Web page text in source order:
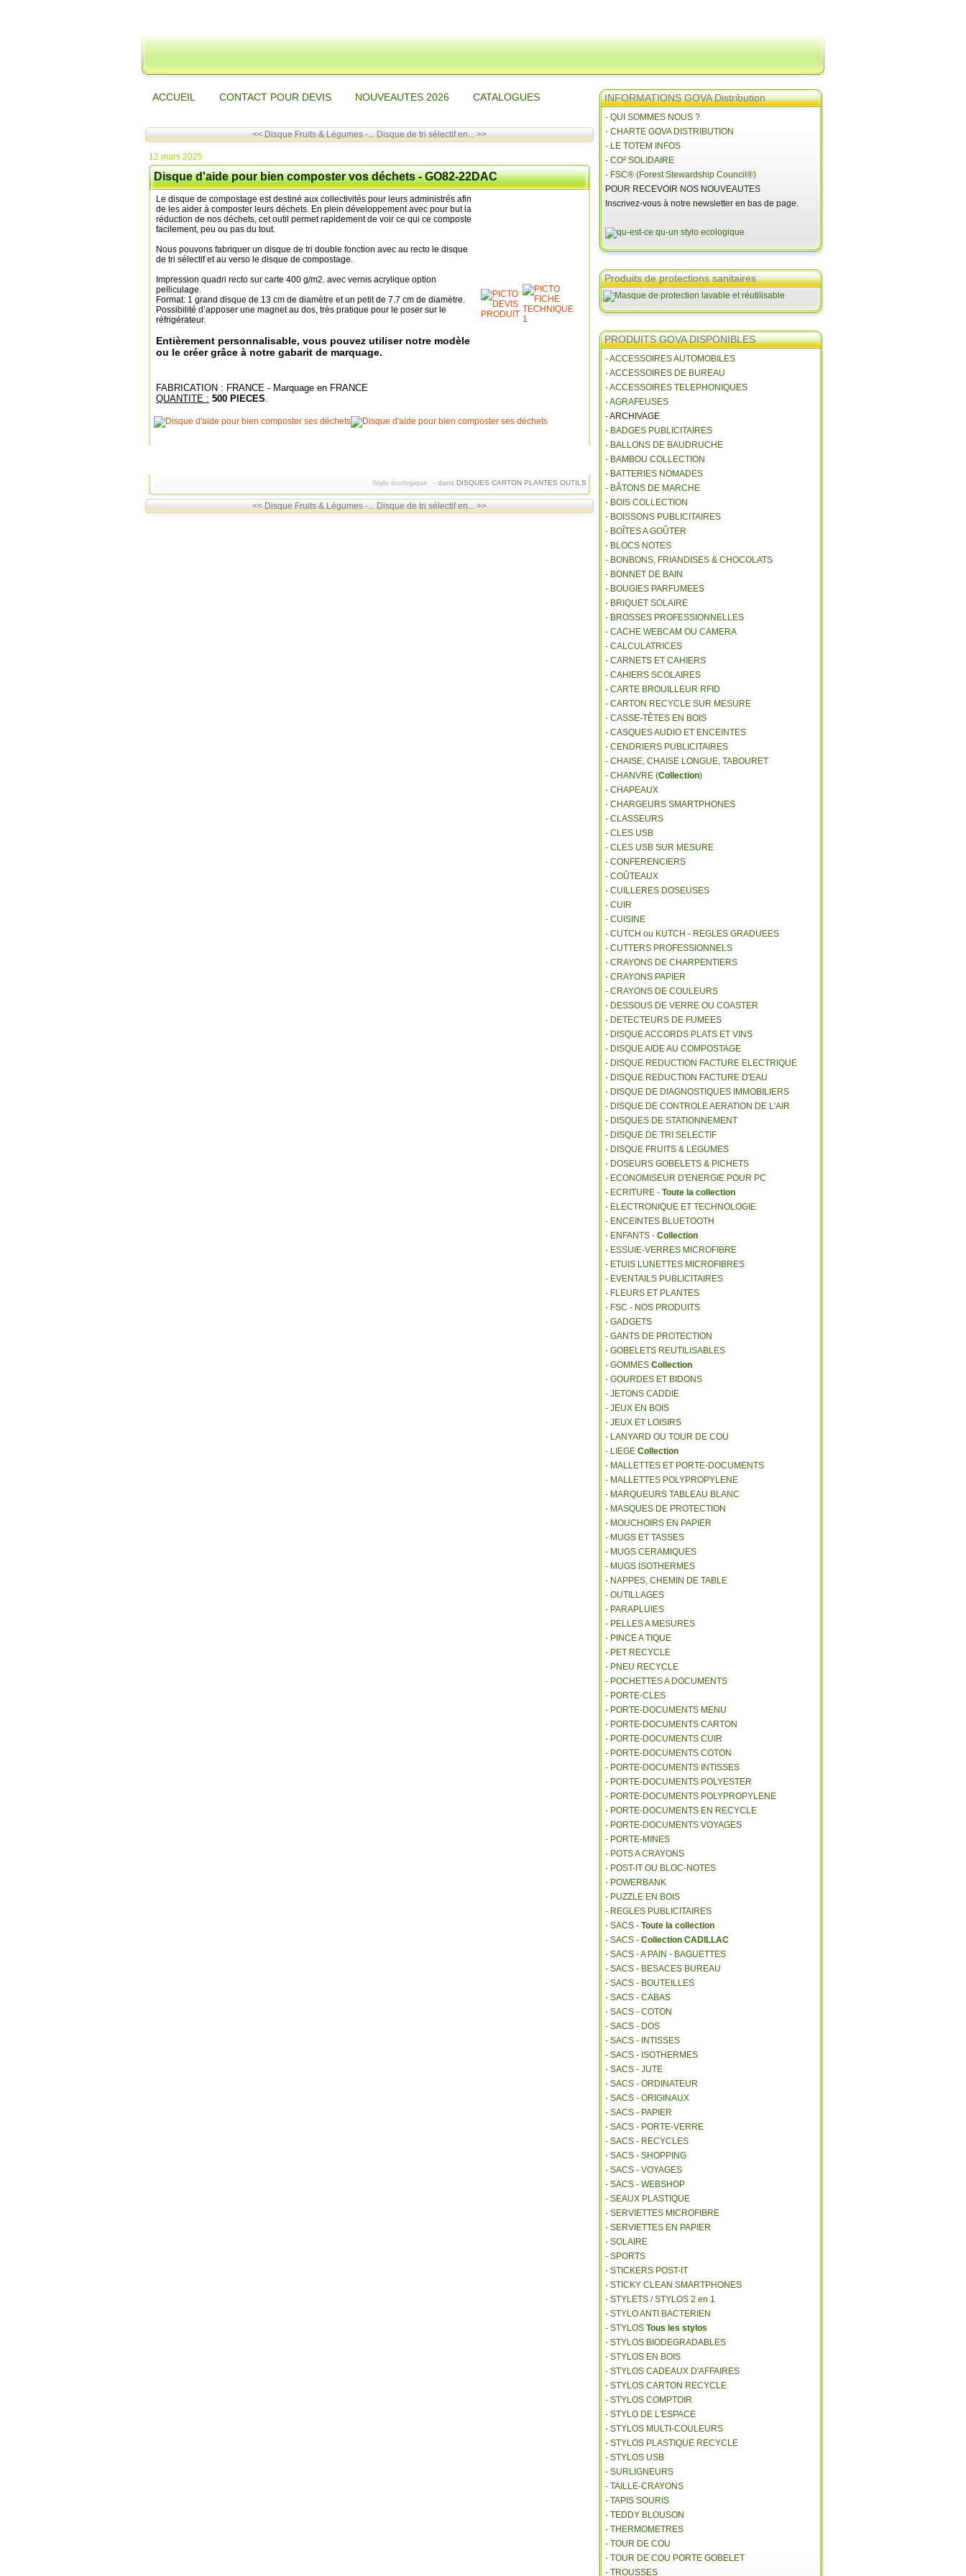
ACCUEIL CONTACT POUR DEVIS NOUVEAUTES 2026 CATALOGUES
<< Disque Fruits & Légumes -... Disque de tri sélectif en... >>
12 mars 2025
Disque d'aide pour bien composter vos déchets - GO82-22DAC
Le disque de compostage est destiné aux collectivités pour leurs administrés afin
de les aider à composter leurs déchets. En plein développement avec pour but la
réduction de nos déchets, cet outil permet rapidement de voir ce qui ce composte
facilement, peu ou pas du tout.
Nous pouvons fabriquer un disque de tri double fonction avec au recto le disque
de tri sélectif et au verso le disque de compostage.
Impression quadri recto sur carte 400 g/m2. avec vernis acrylique option
pelliculage.
Format: 1 grand disque de 13 cm de diamètre et un petit de 7.7 cm de diamètre.
Possibilité d’apposer une magnet au dos, très pratique pour le poser sur le
réfrigérateur.
Entièrement personnalisable, vous pouvez utiliser notre modèle
ou le créer grâce à notre gabarit de marquage.
FABRICATION : FRANCE - Marquage en FRANCE
QUANTITE : 500 PIECES.
Stylo écologique - dans DISQUES CARTON PLANTES OUTILS
<< Disque Fruits & Légumes -... Disque de tri sélectif en... >>
INFORMATIONS GOVA Distribution
- QUI SOMMES NOUS ?
- CHARTE GOVA DISTRIBUTION
- LE TOTEM INFOS
- CO² SOLIDAIRE
- FSC® (Forest Stewardship Council®)
POUR RECEVOIR NOS NOUVEAUTES
Inscrivez-vous à notre newsletter en bas de page.
Produits de protections sanitaires
PRODUITS GOVA DISPONIBLES
- ACCESSOIRES AUTOMOBILES
- ACCESSOIRES DE BUREAU
- ACCESSOIRES TELEPHONIQUES
- AGRAFEUSES
- ARCHIVAGE
- BADGES PUBLICITAIRES
- BALLONS DE BAUDRUCHE
- BAMBOU COLLECTION
- BATTERIES NOMADES
- BÂTONS DE MARCHE
- BOIS COLLECTION
- BOISSONS PUBLICITAIRES
- BOÎTES A GOÛTER
- BLOCS NOTES
- BONBONS, FRIANDISES & CHOCOLATS
- BONNET DE BAIN
- BOUGIES PARFUMEES
- BRIQUET SOLAIRE
- BROSSES PROFESSIONNELLES
- CACHE WEBCAM OU CAMERA
- CALCULATRICES
- CARNETS ET CAHIERS
- CAHIERS SCOLAIRES
- CARTE BROUILLEUR RFID
- CARTON RECYCLE SUR MESURE
- CASSE-TÊTES EN BOIS
- CASQUES AUDIO ET ENCEINTES
- CENDRIERS PUBLICITAIRES
- CHAISE, CHAISE LONGUE, TABOURET
- CHANVRE (Collection)
- CHAPEAUX
- CHARGEURS SMARTPHONES
- CLASSEURS
- CLES USB
- CLES USB SUR MESURE
- CONFERENCIERS
- COÛTEAUX
- CUILLERES DOSEUSES
- CUIR
- CUISINE
- CUTCH ou KUTCH - REGLES GRADUEES
- CUTTERS PROFESSIONNELS
- CRAYONS DE CHARPENTIERS
- CRAYONS PAPIER
- CRAYONS DE COULEURS
- DESSOUS DE VERRE OU COASTER
- DETECTEURS DE FUMEES
- DISQUE ACCORDS PLATS ET VINS
- DISQUE AIDE AU COMPOSTAGE
- DISQUE REDUCTION FACTURE ELECTRIQUE
- DISQUE REDUCTION FACTURE D'EAU
- DISQUE DE DIAGNOSTIQUES IMMOBILIERS
- DISQUE DE CONTROLE AERATION DE L'AIR
- DISQUES DE STATIONNEMENT
- DISQUE DE TRI SELECTIF
- DISQUE FRUITS & LEGUMES
- DOSEURS GOBELETS & PICHETS
- ECONOMISEUR D'ENERGIE POUR PC
- ECRITURE - Toute la collection
- ELECTRONIQUE ET TECHNOLOGIE
- ENCEINTES BLUETOOTH
- ENFANTS - Collection
- ESSUIE-VERRES MICROFIBRE
- ETUIS LUNETTES MICROFIBRES
- EVENTAILS PUBLICITAIRES
- FLEURS ET PLANTES
- FSC - NOS PRODUITS
- GADGETS
- GANTS DE PROTECTION
- GOBELETS REUTILISABLES
- GOMMES Collection
- GOURDES ET BIDONS
- JETONS CADDIE
- JEUX EN BOIS
- JEUX ET LOISIRS
- LANYARD OU TOUR DE COU
- LIEGE Collection
- MALLETTES ET PORTE-DOCUMENTS
- MALLETTES POLYPROPYLENE
- MARQUEURS TABLEAU BLANC
- MASQUES DE PROTECTION
- MOUCHOIRS EN PAPIER
- MUGS ET TASSES
- MUGS CERAMIQUES
- MUGS ISOTHERMES
- NAPPES, CHEMIN DE TABLE
- OUTILLAGES
- PARAPLUIES
- PELLES A MESURES
- PINCE A TIQUE
- PET RECYCLE
- PNEU RECYCLE
- POCHETTES A DOCUMENTS
- PORTE-CLES
- PORTE-DOCUMENTS MENU
- PORTE-DOCUMENTS CARTON
- PORTE-DOCUMENTS CUIR
- PORTE-DOCUMENTS COTON
- PORTE-DOCUMENTS INTISSES
- PORTE-DOCUMENTS POLYESTER
- PORTE-DOCUMENTS POLYPROPYLENE
- PORTE-DOCUMENTS EN RECYCLE
- PORTE-DOCUMENTS VOYAGES
- PORTE-MINES
- POTS A CRAYONS
- POST-IT OU BLOC-NOTES
- POWERBANK
- PUZZLE EN BOIS
- REGLES PUBLICITAIRES
- SACS - Toute la collection
- SACS - Collection CADILLAC
- SACS - A PAIN - BAGUETTES
- SACS - BESACES BUREAU
- SACS - BOUTEILLES
- SACS - CABAS
- SACS - COTON
- SACS - DOS
- SACS - INTISSES
- SACS - ISOTHERMES
- SACS - JUTE
- SACS - ORDINATEUR
- SACS - ORIGINAUX
- SACS - PAPIER
- SACS - PORTE-VERRE
- SACS - RECYCLES
- SACS - SHOPPING
- SACS - VOYAGES
- SACS - WEBSHOP
- SEAUX PLASTIQUE
- SERVIETTES MICROFIBRE
- SERVIETTES EN PAPIER
- SOLAIRE
- SPORTS
- STICKERS POST-IT
- STICKY CLEAN SMARTPHONES
- STYLETS / STYLOS 2 en 1
- STYLO ANTI BACTERIEN
- STYLOS Tous les stylos
- STYLOS BIODEGRADABLES
- STYLOS EN BOIS
- STYLOS CADEAUX D'AFFAIRES
- STYLOS CARTON RECYCLE
- STYLOS COMPTOIR
- STYLO DE L'ESPACE
- STYLOS MULTI-COULEURS
- STYLOS PLASTIQUE RECYCLE
- STYLOS USB
- SURLIGNEURS
- TAILLE-CRAYONS
- TAPIS SOURIS
- TEDDY BLOUSON
- THERMOMETRES
- TOUR DE COU
- TOUR DE COU PORTE GOBELET
- TROUSSES